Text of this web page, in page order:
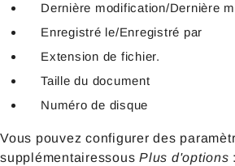
Dernière modification/Dernière
Enregistré le/Enregistré par
Extension de fichier.
Taille du document
Numéro de disque
Vous pouvez configurer des
supplémentairessous Plus d'options :